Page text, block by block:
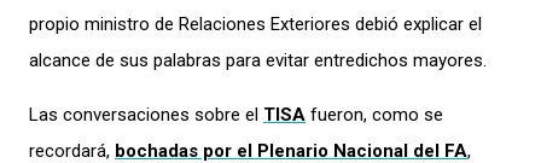
propio ministro de Relaciones Exteriores debió explicar el
alcance de sus palabras para evitar entredichos mayores.
Las conversaciones sobre el TISA fueron, como se
recordará, bochadas por el Plenario Nacional del FA,